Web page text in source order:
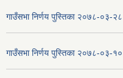
गाउँसभा निर्णय पुस्तिका २०७८-०३-२८
गाउँसभा निर्णय पुस्तिका २०७८-०३-१०